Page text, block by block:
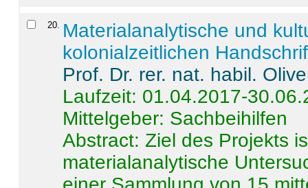
20
Materialanalytische und
kolonialzeitlichen
Prof. Dr. rer. nat. habil.
Laufzeit: 01.04.2017-
Mittelgeber: Sachbeihilfen
Abstract:Ziel des Projekts
materialanalytische